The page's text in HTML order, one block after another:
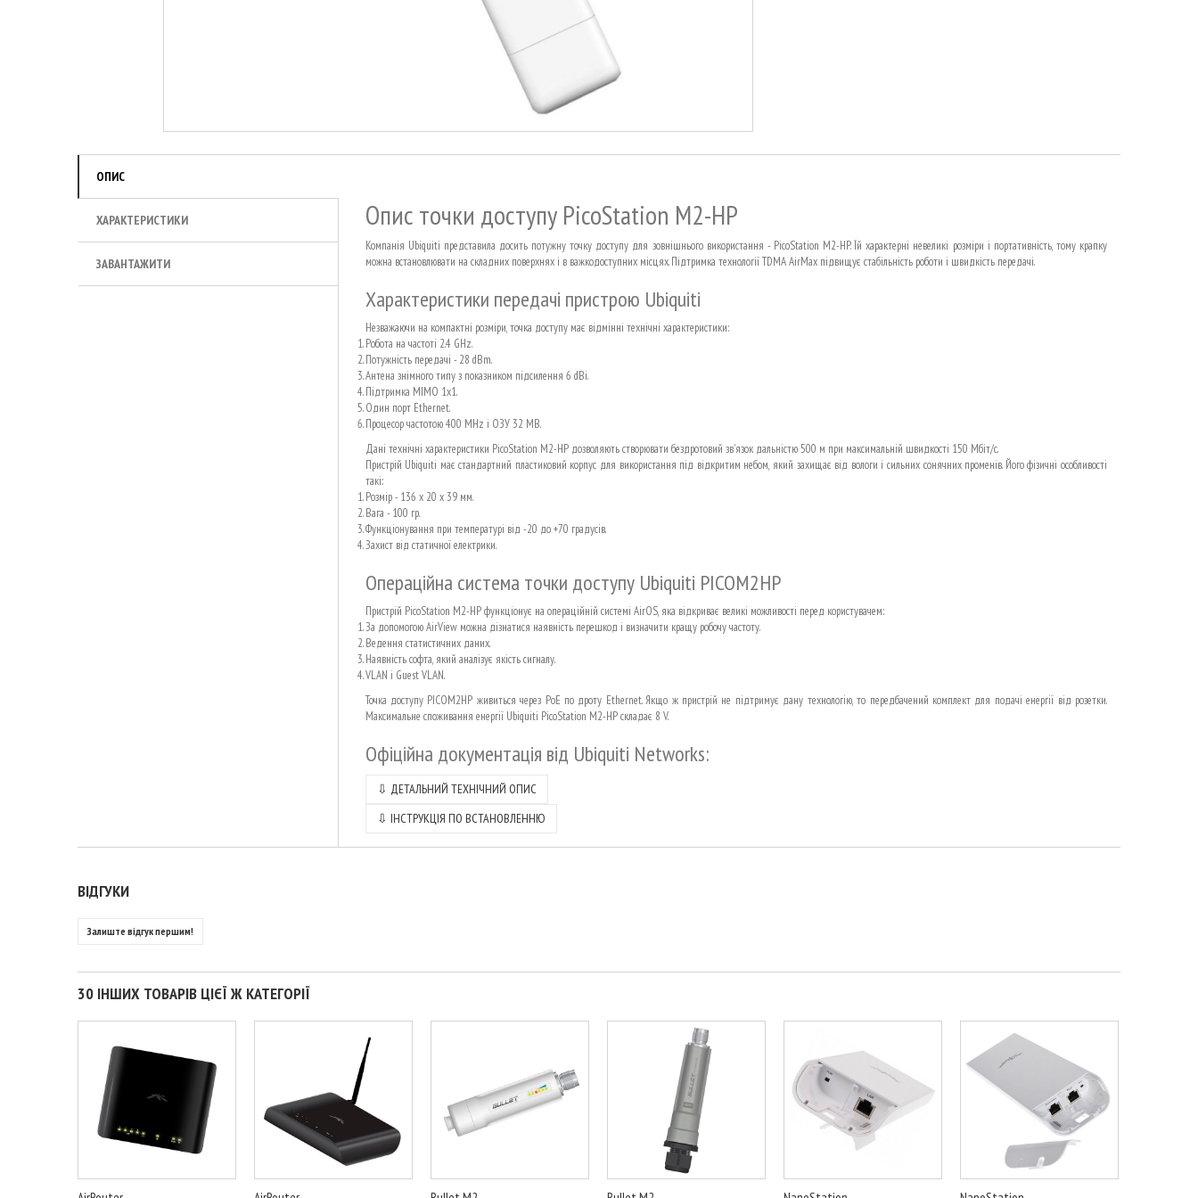
ОПИС
ХАРАКТЕРИСТИКИ
ЗАВАНТАЖИТИ
Опис точки доступу PicoStation M2-HP
Компанія Ubiquiti представила досить потужну точку доступу для зовнішнього використання - PicoStation M2-HP. Їй характерні невеликі розміри і портативність, тому крапку
можна встановлювати на складних поверхнях і в важкодоступних місцях. Підтримка технології TDMA AirMax підвищує стабільність роботи і швидкість передачі.
Характеристики передачі пристрою Ubiquiti
Незважаючи на компактні розміри, точка доступу має відмінні технічні характеристики:
Робота на частоті 2.4 GHz.
Потужність передачі - 28 dBm.
Антена знімного типу з показником підсилення 6 dBi.
Підтримка MIMO 1x1.
Один порт Ethernet.
Процесор частотою 400 MHz і ОЗУ 32 MB.
Дані технічні характеристики PicoStation M2-HP дозволяють створювати бездротовий зв'язок дальністю 500 м при максимальній швидкості 150 Мбіт/с.
Пристрій Ubiquiti має стандартний пластиковий корпус для використання під відкритим небом, який захищає від вологи і сильних сонячних променів. Його фізичні особливості
такі:
Розмір - 136 x 20 x 39 мм.
Вага - 100 гр.
Функціонування при температурі від -20 до +70 градусів.
Захист від статичної електрики.
Операційна система точки доступу Ubiquiti PICOM2HP
Пристрій PicoStation M2-HP функціонує на операційній системі AirOS, яка відкриває великі можливості перед користувачем:
За допомогою AirView можна дізнатися наявність перешкод і визначити кращу робочу частоту.
Ведення статистичних даних.
Наявність софта, який аналізує якість сигналу.
VLAN і Guest VLAN.
Точка доступу PICOM2HP живиться через PoE по дроту Ethernet. Якщо ж пристрій не підтримує дану технологію, то передбачений комплект для подачі енергії від розетки.
Максимальне споживання енергії Ubiquiti PicoStation M2-HP складає 8 V.
Офіційна документація від Ubiquiti Networks:
⇩ ДЕТАЛЬНИЙ ТЕХНІЧНИЙ ОПИС
⇩ ІНСТРУКЦІЯ ПО ВСТАНОВЛЕННЮ
ВІДГУКИ
Залиште відгук першим!
30 ІНШИХ ТОВАРІВ ЦІЄЇ Ж КАТЕГОРІЇ